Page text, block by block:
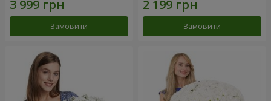
Замовити Замовити